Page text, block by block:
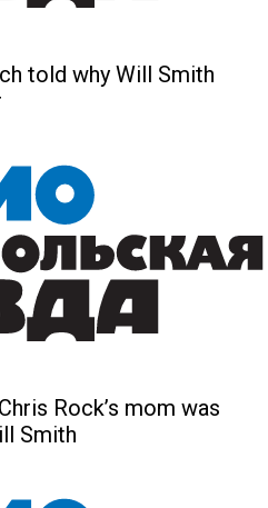
told why Will Smith
Rock’s mom was
Smith